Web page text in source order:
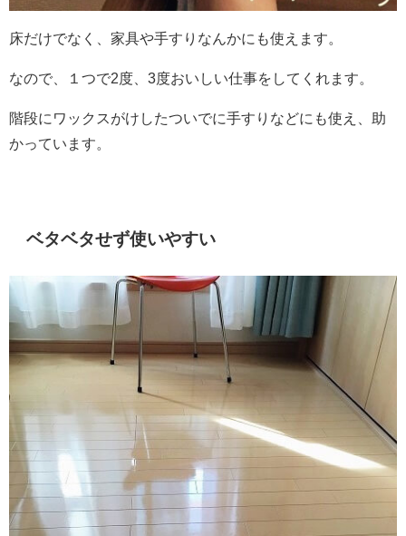
床だけでなく、家具や手すりなんかにも使えます。
なので、１つで2度、3度おいしい仕事をしてくれます。
階段にワックスがけしたついでに手すりなどにも使え、助
かっています。
ベタベタせず使いやすい